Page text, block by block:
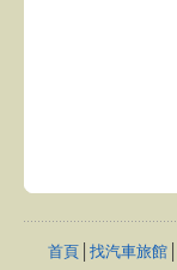
首頁 找汽車旅館